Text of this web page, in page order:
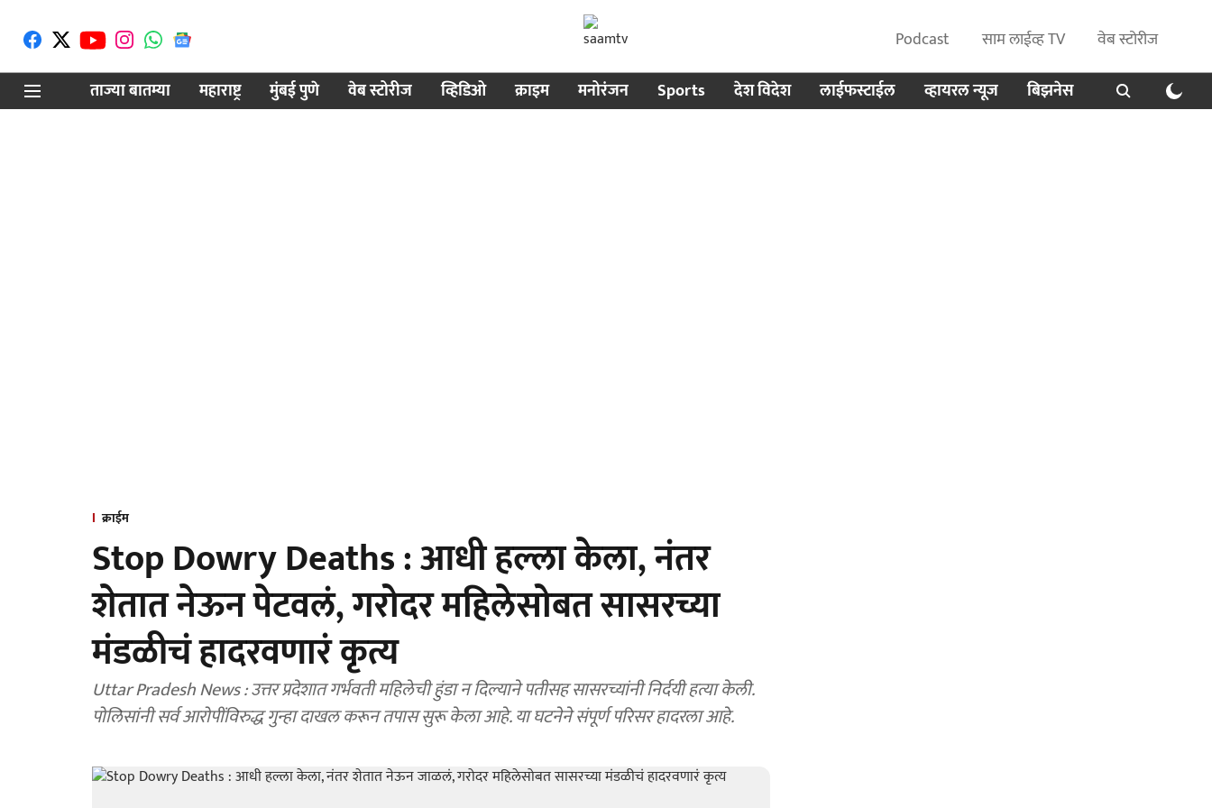
Podcast साम लाईव्ह TV
वेब स्टोरीज
ताज्या बातम्या
महाराष्ट्र मुंबई पुणे वेब स्टोरीज व्हिडिओ क्राइम मनोरंजन Sports देश विदेश लाईफस्टाईल व्हायरल न्यूज बिझनेस
क्राईम
Stop Dowry Deaths : आधी हल्ला केला, नंतर
शेतात नेऊन पेटवलं, गरोदर महिलेसोबत सासरच्या
मंडळीचं हादरवणारं कृत्य
Uttar Pradesh News : उत्तर प्रदेशात गर्भवती महिलेची हुंडा न दिल्याने पतीसह सासरच्यांनी निर्दयी हत्या केली.
पोलिसांनी सर्व आरोपींविरुद्ध गुन्हा दाखल करून तपास सुरू केला आहे. या घटनेने संपूर्ण परिसर हादरला आहे.